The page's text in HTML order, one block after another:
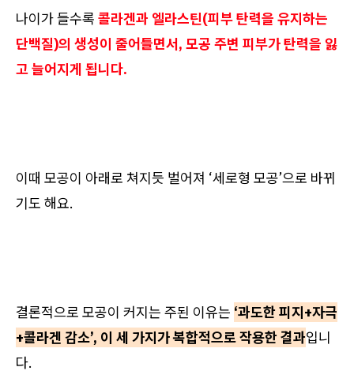
나이가 들수록 콜라겐과 엘라스틴(피부 탄력을 유지하는
단백질)의 생성이 줄어들면서, 모공 주변 피부가 탄력을 잃
고 늘어지게 됩니다.
이때 모공이 아래로 쳐지듯 벌어져 ‘세로형 모공’으로 바뀌
기도 해요.
결론적으로 모공이 커지는 주된 이유는 ‘과도한 피지+자극
+콜라겐 감소’, 이 세 가지가 복합적으로 작용한 결과입니
다.